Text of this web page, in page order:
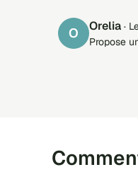
O Orelia ·
Propose